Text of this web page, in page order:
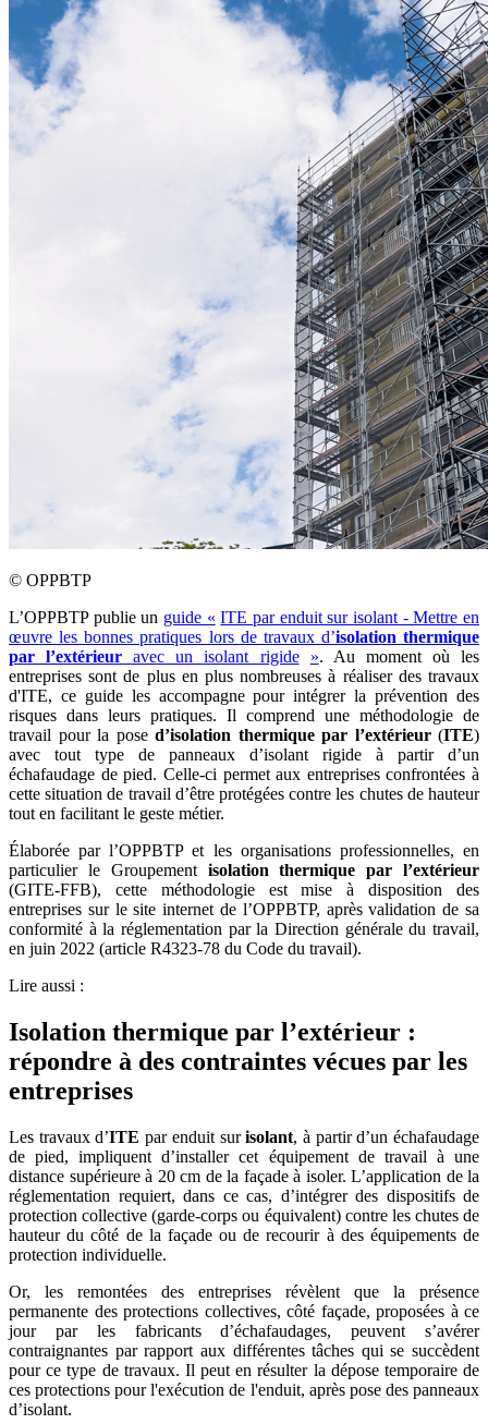
© OPPBTP
L’OPPBTP publie un guide « ITE par enduit sur isolant - Mettre en
œuvre les bonnes pratiques lors de travaux d’isolation thermique
par l’extérieur avec un isolant rigide ». Au moment où les
entreprises sont de plus en plus nombreuses à réaliser des travaux
d'ITE, ce guide les accompagne pour intégrer la prévention des
risques dans leurs pratiques. Il comprend une méthodologie de
travail pour la pose d’isolation thermique par l’extérieur(ITE)
avec tout type de panneaux d’isolant rigide à partir d’un
échafaudage de pied. Celle-ci permet aux entreprises confrontées à
cette situation de travail d’être protégées contre les chutes de hauteur
tout en facilitant le geste métier.
Élaborée par l’OPPBTP et les organisations professionnelles, en
particulier le Groupement isolation thermique par l’extérieur
(GITE-FFB), cette méthodologie est mise à disposition des
entreprises sur le site internet de l’OPPBTP, après validation de sa
conformité à la réglementation par la Direction générale du travail,
en juin 2022 (article R4323-78 du Code du travail).
Lire aussi :
Isolation thermique par l’extérieur :
répondre à des contraintes vécues par les
entreprises
Les travaux d’ITE par enduit surisolant, à partir d’un échafaudage
de pied, impliquent d’installer cet équipement de travail à une
distance supérieure à 20 cm de la façade à isoler. L’application de la
réglementation requiert, dans ce cas, d’intégrer des dispositifs de
protection collective (garde-corps ou équivalent) contre les chutes de
hauteur du côté de la façade ou de recourir à des équipements de
protection individuelle.
Or, les remontées des entreprises révèlent que la présence
permanente des protections collectives, côté façade, proposées à ce
jour par les fabricants d’échafaudages, peuvent s’avérer
contraignantes par rapport aux différentes tâches qui se succèdent
pour ce type de travaux. Il peut en résulter la dépose temporaire de
ces protections pour l'exécution de l'enduit, après pose des panneaux
d’isolant.